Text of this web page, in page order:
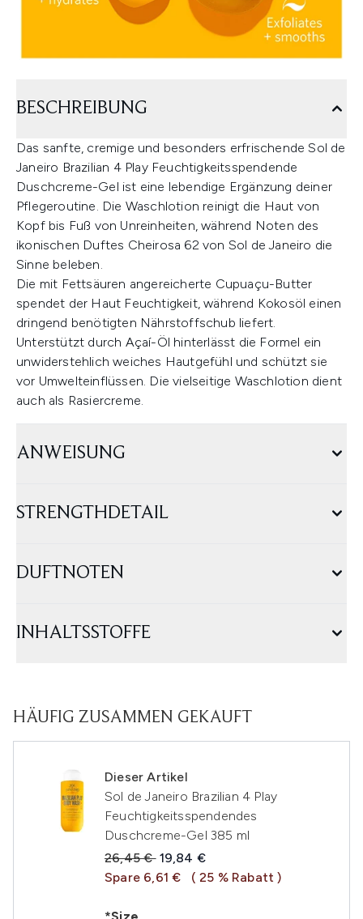
BESCHREIBUNG
Das sanfte, cremige und besonders erfrischende Sol de
Janeiro Brazilian 4 Play Feuchtigkeitsspendende
Duschcreme-Gel ist eine lebendige Ergänzung deiner
Pflegeroutine. Die Waschlotion reinigt die Haut von
Kopf bis Fuß von Unreinheiten, während Noten des
ikonischen Duftes Cheirosa 62 von Sol de Janeiro die
Sinne beleben.
Die mit Fettsäuren angereicherte Cupuaçu-Butter
spendet der Haut Feuchtigkeit, während Kokosöl einen
dringend benötigten Nährstoffschub liefert.
Unterstützt durch Açaí-Öl hinterlässt die Formel ein
unwiderstehlich weiches Hautgefühl und schützt sie
vor Umwelteinflüssen. Die vielseitige Waschlotion dient
auch als Rasiercreme.
ANWEISUNG
STRENGTHDETAIL
DUFTNOTEN
INHALTSSTOFFE
HÄUFIG ZUSAMMEN GEKAUFT
Dieser Artikel
Sol de Janeiro Brazilian 4 Play
Feuchtigkeitsspendendes
Duschcreme-Gel 385 ml
Unverbindliche Preisempfehlung:
26,45 € Aktueller Preis:
19,84 €
Spare 6,61 €
( 25 % Rabatt )